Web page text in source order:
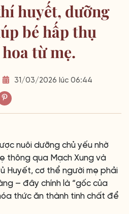
huyết, dưỡng
bé hấp thụ
từ mẹ.
31/03/2026 lúc 06:44
nuôi dưỡng chủ yếu nhờ
thông qua Mạch Xung và
Huyết, cơ thể người mẹ phải
– đây chính là “gốc của
thức ăn thành tinh chất để